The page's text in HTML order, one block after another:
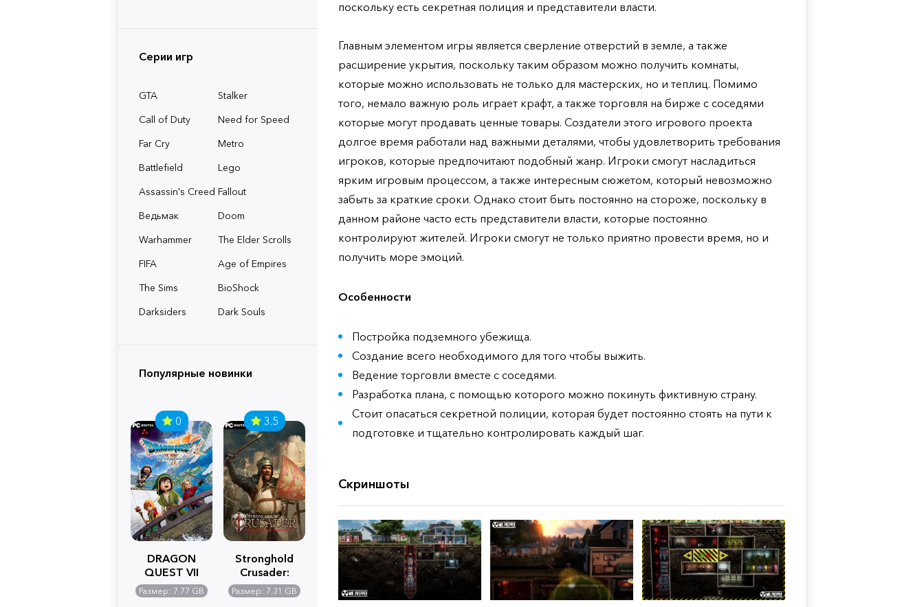
Серии игр
GTA
Stalker
Call of Duty
Need for Speed
Far Cry
Metro
Battlefield
Lego
Assassin's Creed Fallout
Ведьмак
Doom
Warhammer
The Elder Scrolls
FIFA
Age of Empires
The Sims
BioShock
Darksiders
Dark Souls
Популярные новинки
0
DRAGON
QUEST VII
Reimagined
Размер: 7.77 GB
3.5
Stronghold
Crusader:
Definitive
Edition
Размер: 7.31 GB
поскольку есть секретная полиция и представители власти.
Главным элементом игры является сверление отверстий в земле, а также
расширение укрытия, поскольку таким образом можно получить комнаты,
которые можно использовать не только для мастерских, но и теплиц. Помимо
того, немало важную роль играет крафт, а также торговля на бирже с соседями
которые могут продавать ценные товары. Создатели этого игрового проекта
долгое время работали над важными деталями, чтобы удовлетворить требования
игроков, которые предпочитают подобный жанр. Игроки смогут насладиться
ярким игровым процессом, а также интересным сюжетом, который невозможно
забыть за краткие сроки. Однако стоит быть постоянно на стороже, поскольку в
данном районе часто есть представители власти, которые постоянно
контролируют жителей. Игроки смогут не только приятно провести время, но и
получить море эмоций.
Особенности
Постройка подземного убежища.
Создание всего необходимого для того чтобы выжить.
Ведение торговли вместе с соседями.
Разработка плана, с помощью которого можно покинуть фиктивную страну.
Стоит опасаться секретной полиции, которая будет постоянно стоять на пути к
подготовке и тщательно контролировать каждый шаг.
Скриншоты